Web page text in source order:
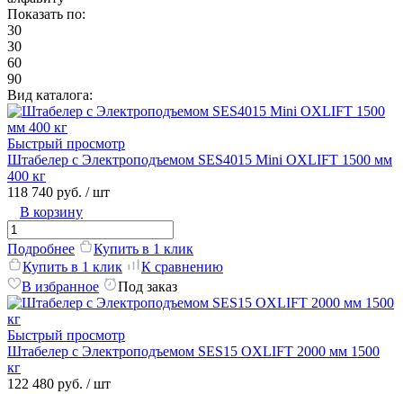
Показать по:
30
30
60
90
Вид каталога:
Быстрый просмотр
Штабелер с Электроподъемом SES4015 Mini OXLIFT 1500 мм
400 кг
118 740 руб. / шт
В корзину
Подробнее
Купить в 1 клик
Купить в 1 клик
К сравнению
В избранное
Под заказ
Быстрый просмотр
Штабелер с Электроподъемом SES15 OXLIFT 2000 мм 1500
кг
122 480 руб. / шт